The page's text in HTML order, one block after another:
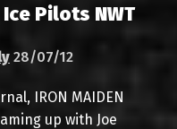
Pilots NWT
28/07/12
IRON MAIDEN
up with Joe